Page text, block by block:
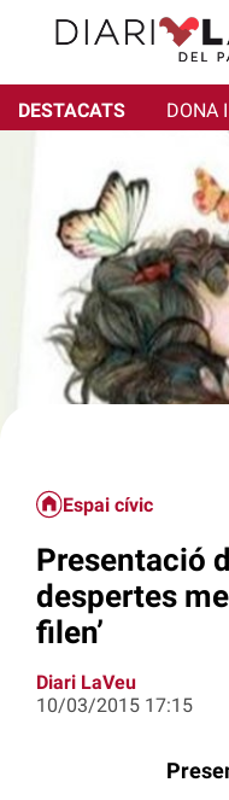
DESTACATS DONA
Espai cívic
Presentació
despertes
filen’
Diari LaVeu
10/03/2015 17:15